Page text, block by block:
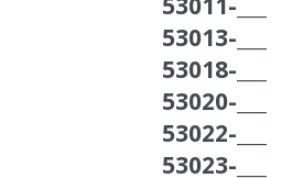
53013-___
53018-___
53020-___
53022-___
53023-___